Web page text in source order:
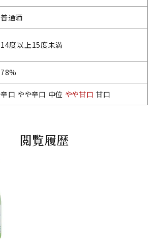
普通酒
14度以上15度未満
78%
辛口 やや辛口 中位 やや甘口 甘口
閲覧履歴